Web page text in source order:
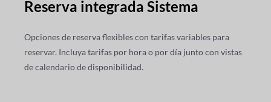
Reserva integrada Sistema
Opciones de reserva flexibles con tarifas variables para
reservar. Incluya tarifas por hora o por día junto con vistas
de calendario de disponibilidad.